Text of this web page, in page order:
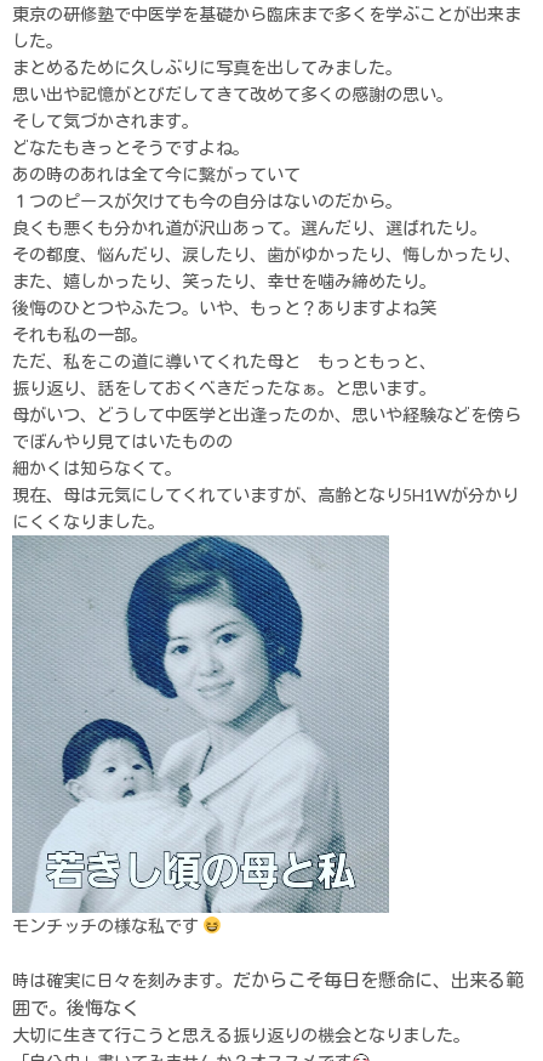
東京の研修塾で中医学を基礎から臨床まで多くを学ぶことが出来ま
した。
まとめるために久しぶりに写真を出してみました。
思い出や記憶がとびだしてきて改めて多くの感謝の思い。
そして気づかされます。
どなたもきっとそうですよね。
あの時のあれは全て今に繋がっていて
１つのピースが欠けても今の自分はないのだから。
良くも悪くも分かれ道が沢山あって。選んだり、選ばれたり。
その都度、悩んだり、涙したり、歯がゆかったり、悔しかったり、
また、嬉しかったり、笑ったり、幸せを噛み締めたり。
後悔のひとつやふたつ。いや、もっと？ありますよね笑
それも私の一部。
ただ、私をこの道に導いてくれた母と もっともっと、
振り返り、話をしておくべきだったなぁ。と思います。
母がいつ、どうして中医学と出逢ったのか、思いや経験などを傍ら
でぼんやり見てはいたものの
細かくは知らなくて。
現在、母は元気にしてくれていますが、高齢となり5H1Wが分かり
にくくなりました。
モンチッチの様な私です
時は確実に日々を刻みます。 だからこそ毎日を懸命に、出来る範
囲で。後悔なく
大切に生きて行こうと思える振り返りの機会となりました。